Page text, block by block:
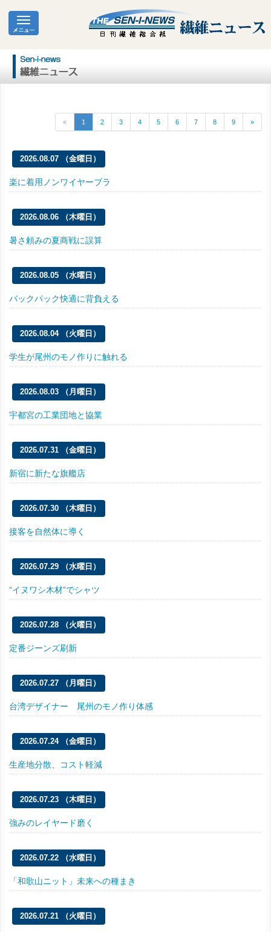
« 1 2 3 4 5 6 7 8 9 »
2026.08.07 （金曜日）
楽に着用ノンワイヤーブラ
2026.08.06 （木曜日）
暑さ頼みの夏商戦に誤算
2026.08.05 （水曜日）
バックパック快適に背負える
2026.08.04 （火曜日）
学生が尾州のモノ作りに触れる
2026.08.03 （月曜日）
宇都宮の工業団地と協業
2026.07.31 （金曜日）
新宿に新たな旗艦店
2026.07.30 （木曜日）
接客を自然体に導く
2026.07.29 （水曜日）
“イヌワシ木材”でシャツ
2026.07.28 （火曜日）
定番ジーンズ刷新
2026.07.27 （月曜日）
台湾デザイナー 尾州のモノ作り体感
2026.07.24 （金曜日）
生産地分散、コスト軽減
2026.07.23 （木曜日）
強みのレイヤード磨く
2026.07.22 （水曜日）
「和歌山ニット」未来への種まき
2026.07.21 （火曜日）